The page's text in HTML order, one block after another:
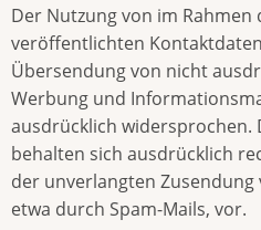
Der Nutzung von im
veröffentlichten
Übersendung von nicht
Werbung und
ausdrücklich widersprochen.
behalten sich ausdrücklich
der unverlangten
etwa durch Spam-Mails, vor.